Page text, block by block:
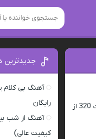
همراه با متن کامل و کیفیت 320 از
جدیدترین
آهنگ بی کلام
رایگان
آهنگ از شب
کیفیت عالی)